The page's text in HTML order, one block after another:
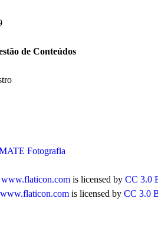
de Conteúdos
Fotografia
www.flaticon.com is licensed by CC 3.0
www.flaticon.com is licensed by CC 3.0